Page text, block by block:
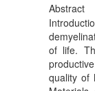
Abstract
of life.
quality of